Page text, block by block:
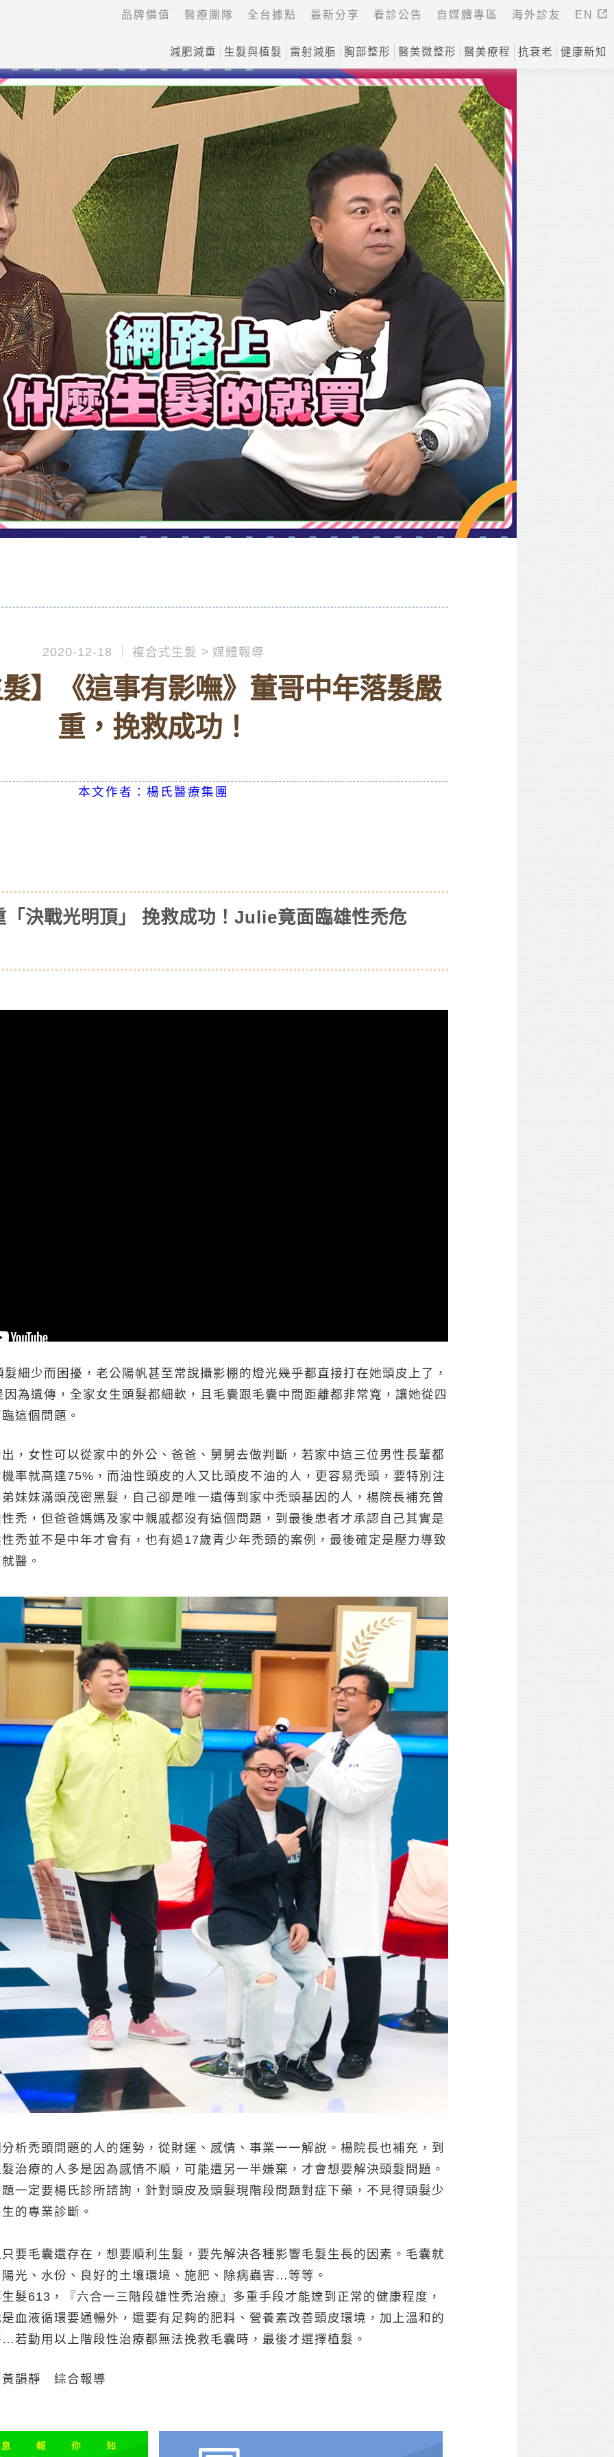
2020-12-18 複合式生髮 媒體報導
】《這事有影嘸》董哥中年落髮嚴
重，挽救成功！
本文作者：楊氏醫療集團
「決戰光明頂」 挽救成功！Julie竟面臨雄性禿危
事有影嘸》今天邀請到董至成、Julie、家醫科醫師楊名權、風俗專家
美秀聊聊「男女老少都害怕，毛髮稀疏運勢差？」的話題。 董至成一開
，讓他又氣又好笑。
細少而困擾，老公陽帆甚至常說攝影棚的燈光幾乎都直接打在她頭皮上了，
為遺傳，全家女生頭髮都細軟，且毛囊跟毛囊中間距離都非常寬，讓她從四
這個問題。
，女性可以從家中的外公、爸爸、舅舅去做判斷，若家中這三位男性長輩都
率就高達75%，而油性頭皮的人又比頭皮不油的人，更容易禿頭，要特別注
妹妹滿頭茂密黑髮，自己卻是唯一遺傳到家中禿頭基因的人，楊院長補充曾
禿，但爸爸媽媽及家中親戚都沒有這個問題，到最後患者才承認自己其實是
禿並不是中年才會有，也有過17歲青少年禿頭的案例，最後確定是壓力導致
醫。
析禿頭問題的人的運勢，從財運、感情、事業一一解說。楊院長也補充，到
治療的人多是因為感情不順，可能遭另一半嫌棄，才會想要解決頭髮問題。
一定要楊氏診所諮詢，針對頭皮及頭髮現階段問題對症下藥，不見得頭髮少
的專業診斷。
要毛囊還存在，想要順利生髮，要先解決各種影響毛髮生長的因素。毛囊就
光、水份、良好的土壤環境、施肥、除病蟲害…等等。
髮613，『六合一三階段雄性禿治療』多重手段才能達到正常的健康程度，
血液循環要通暢外，還要有足夠的肥料、營養素改善頭皮環境，加上溫和的
若動用以上階段性治療都無法挽救毛囊時，最後才選擇植髮。
黃韻靜 綜合報導
品牌價值 醫療團隊 全台據點 最新分享 看診公告 自媒體專區 海外診友 EN
減肥減重 生髮與植髮 雷射減脂 胸部整形 醫美微整形 醫美療程 抗衰老 健康新知